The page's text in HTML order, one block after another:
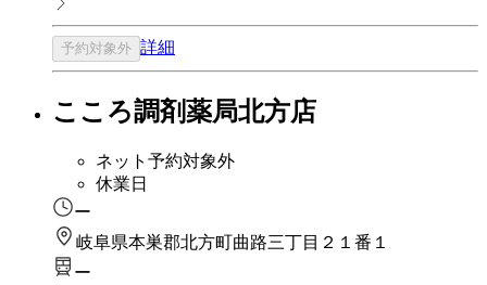
予約対象外 詳細
こころ調剤薬局北方店
ネット予約対象外
休業日
ー
岐阜県本巣郡北方町曲路三丁目２１番１
ー